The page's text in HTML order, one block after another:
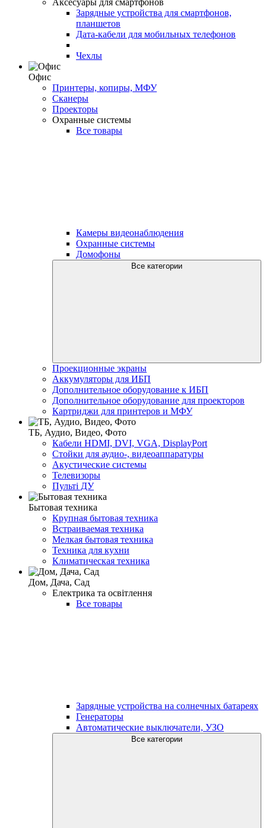
Зарядные устройства для смартфонов,
планшетов
Дата-кабели для мобильных телефонов
Чехлы
Офис
Принтеры, копиры, МФУ
Сканеры
Проекторы
Охранные системы
Все товары
Камеры видеонаблюдения
Охранные системы
Домофоны
Все категории
Проекционные экраны
Аккумуляторы для ИБП
Дополнительное оборудование к ИБП
Дополнительное оборудование для проекторов
Картриджи для принтеров и МФУ
ТБ, Аудио, Видео, Фото
Кабели HDMI, DVI, VGA, DisplayPort
Стойки для аудио-, видеоаппаратуры
Акустические системы
Телевизоры
Пульті ДУ
Бытовая техника
Крупная бытовая техника
Встраиваемая техника
Мелкая бытовая техника
Техника для кухни
Климатическая техника
Дом, Дача, Сад
Електрика та освітлення
Все товары
Зарядные устройства на солнечных батареях
Генераторы
Автоматические выключатели, УЗО
Все категории